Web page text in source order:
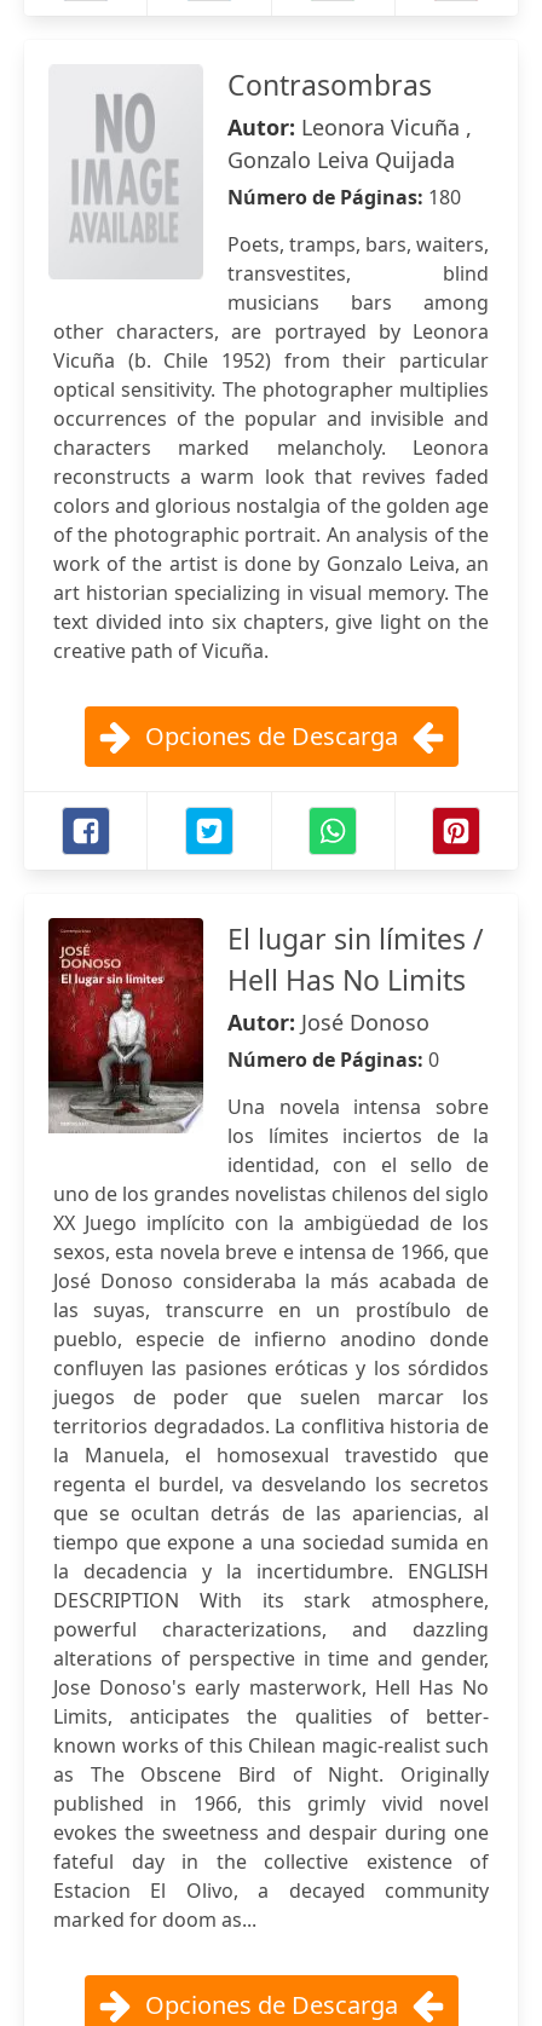
Contrasombras
Autor: Leonora Vicuña ,
Gonzalo Leiva Quijada
Número de Páginas: 180
Poets, tramps, bars, waiters,
transvestites, blind
musicians bars among
other characters, are portrayed by Leonora
Vicuña (b. Chile 1952) from their particular
optical sensitivity. The photographer multiplies
occurrences of the popular and invisible and
characters marked melancholy. Leonora
reconstructs a warm look that revives faded
colors and glorious nostalgia of the golden age
of the photographic portrait. An analysis of the
work of the artist is done by Gonzalo Leiva, an
art historian specializing in visual memory. The
text divided into six chapters, give light on the
creative path of Vicuña.
Opciones de Descarga
El lugar sin límites /
Hell Has No Limits
Autor: José Donoso
Número de Páginas: 0
Una novela intensa sobre
los límites inciertos de la
identidad, con el sello de
uno de los grandes novelistas chilenos del siglo
XX Juego implícito con la ambigüedad de los
sexos, esta novela breve e intensa de 1966, que
José Donoso consideraba la más acabada de
las suyas, transcurre en un prostíbulo de
pueblo, especie de infierno anodino donde
confluyen las pasiones eróticas y los sórdidos
juegos de poder que suelen marcar los
territorios degradados. La conflitiva historia de
la Manuela, el homosexual travestido que
regenta el burdel, va desvelando los secretos
que se ocultan detrás de las apariencias, al
tiempo que expone a una sociedad sumida en
la decadencia y la incertidumbre. ENGLISH
DESCRIPTION With its stark atmosphere,
powerful characterizations, and dazzling
alterations of perspective in time and gender,
Jose Donoso's early masterwork, Hell Has No
Limits, anticipates the qualities of better-
known works of this Chilean magic-realist such
as The Obscene Bird of Night. Originally
published in 1966, this grimly vivid novel
evokes the sweetness and despair during one
fateful day in the collective existence of
Estacion El Olivo, a decayed community
marked for doom as...
Opciones de Descarga